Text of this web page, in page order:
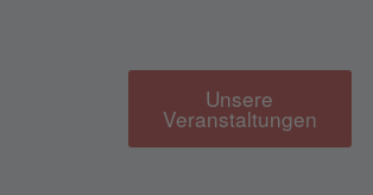
Unsere
Veranstaltungen